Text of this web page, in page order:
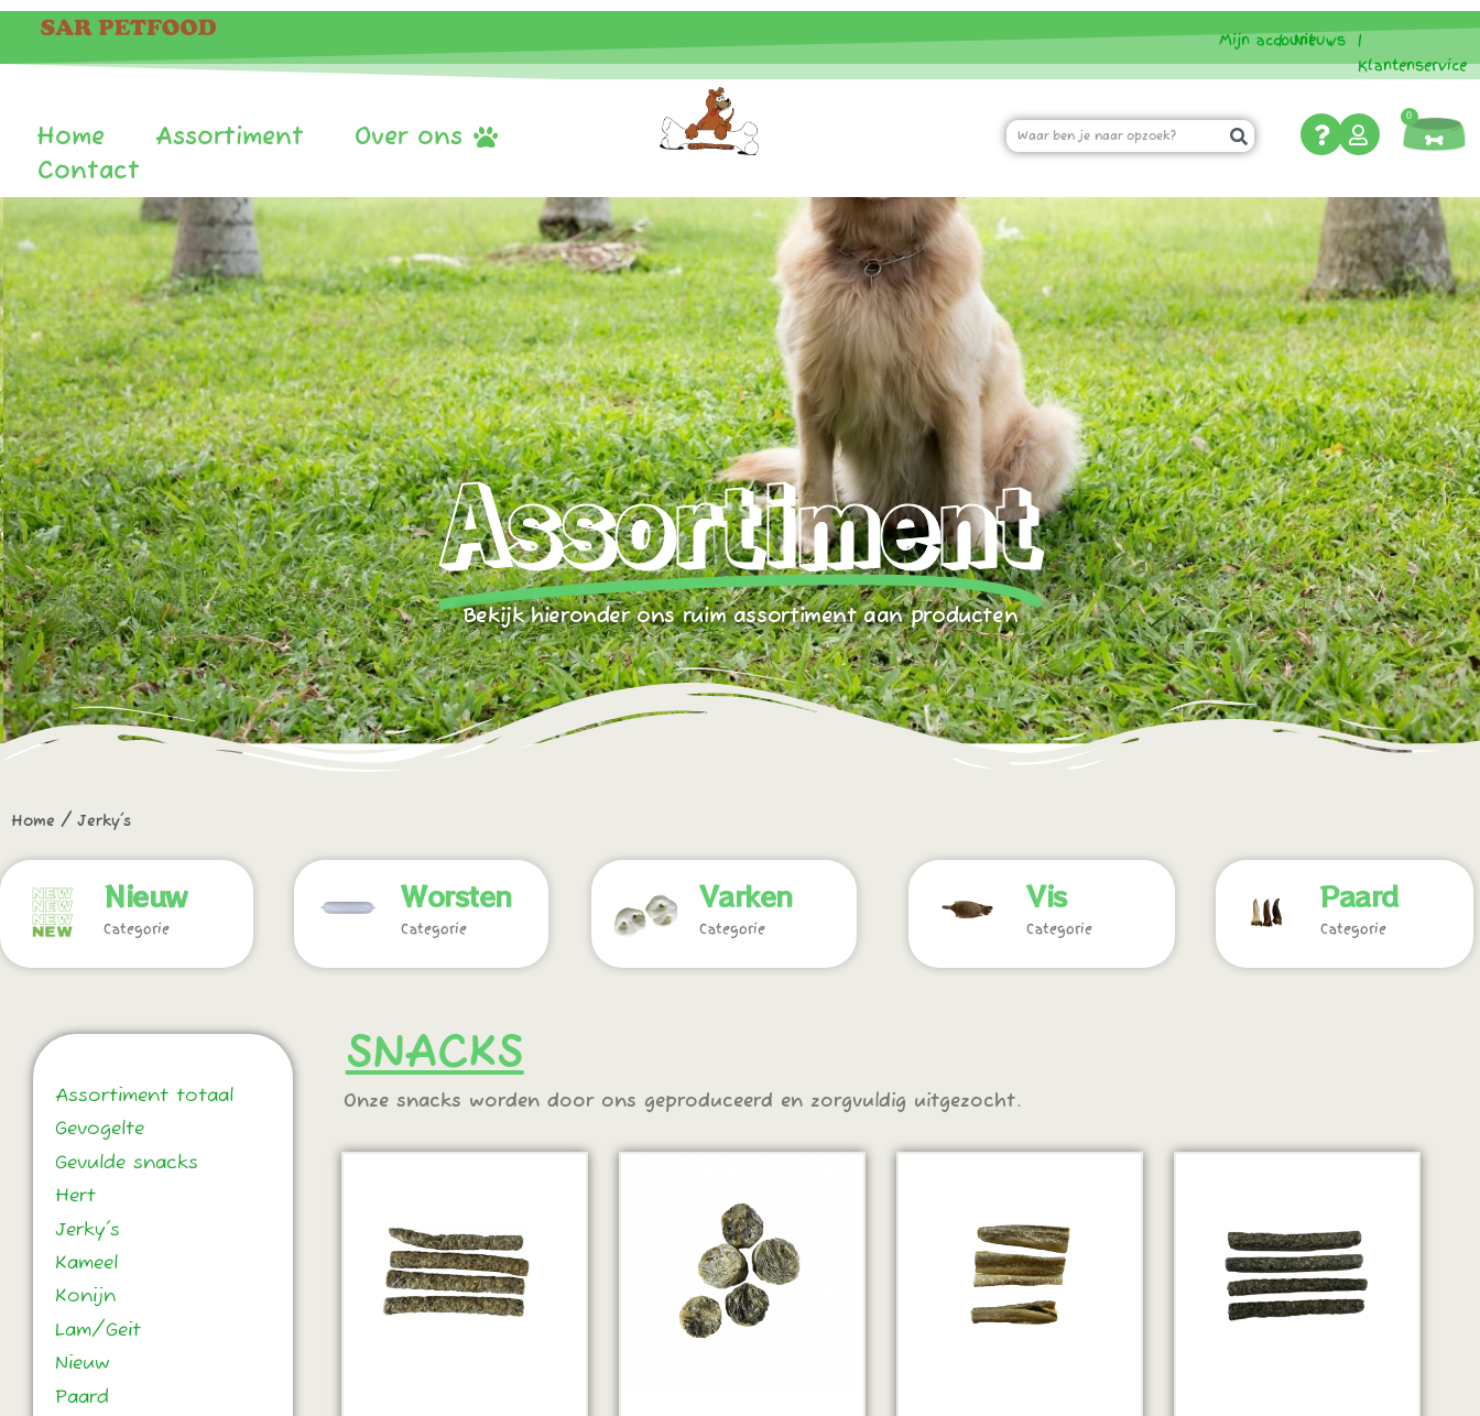
Mijn account
| Nieuws |
Klantenservice
Home Assortiment
Over ons
Contact
0
Assortiment
Bekijk hieronder ons ruim assortiment aan producten
Home / Jerky's
Nieuw
Categorie
Worsten
Categorie
Varken
Categorie
Vis
Categorie
Paard
Categorie
Assortiment totaal
Gevogelte
Gevulde snacks
Hert
Jerky's
Kameel
Konijn
Lam/Geit
Nieuw
Paard
SNACKS
Onze snacks worden door ons geproduceerd en zorgvuldig uitgezocht.